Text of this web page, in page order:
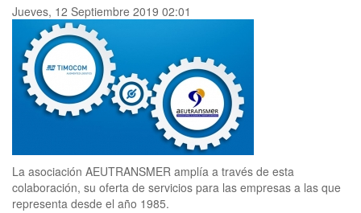
Jueves, 12 Septiembre 2019 02:01
La asociación AEUTRANSMER amplía a través de esta
colaboración, su oferta de servicios para las empresas a las que
representa desde el año 1985.